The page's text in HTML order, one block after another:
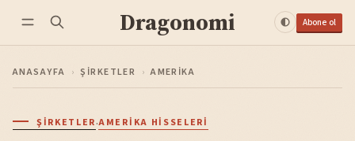
Dragonomi Abone ol
ANASAYFA › ŞIRKETLER › AMERIKA
ŞIRKETLER·AMERIKA HISSELERI